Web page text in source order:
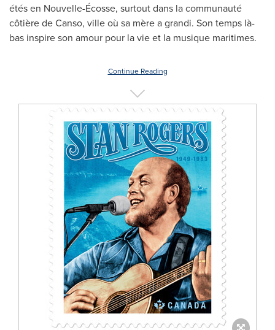
étés en Nouvelle-Écosse, surtout dans la communauté
côtière deCanso, ville où sa mère a grandi. Son temps là-
bas inspire son amour pour la vie et la musique maritimes.
Continue Reading